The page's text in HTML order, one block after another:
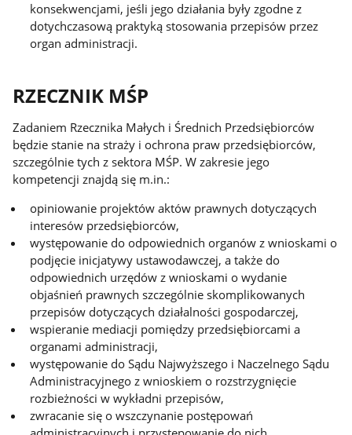
konsekwencjami, jeśli jego działania były zgodne z
dotychczasową praktyką stosowania przepisów przez
organ administracji.
RZECZNIK MŚP
Zadaniem Rzecznika Małych i Średnich Przedsiębiorców
będzie stanie na straży i ochrona praw przedsiębiorców,
szczególnie tych z sektora MŚP. W zakresie jego
kompetencji znajdą się m.in.:
opiniowanie projektów aktów prawnych dotyczących
interesów przedsiębiorców,
występowanie do odpowiednich organów z wnioskami o
podjęcie inicjatywy ustawodawczej, a także do
odpowiednich urzędów z wnioskami o wydanie
objaśnień prawnych szczególnie skomplikowanych
przepisów dotyczących działalności gospodarczej,
wspieranie mediacji pomiędzy przedsiębiorcami a
organami administracji,
występowanie do Sądu Najwyższego i Naczelnego Sądu
Administracyjnego z wnioskiem o rozstrzygnięcie
rozbieżności w wykładni przepisów,
zwracanie się o wszczynanie postępowań